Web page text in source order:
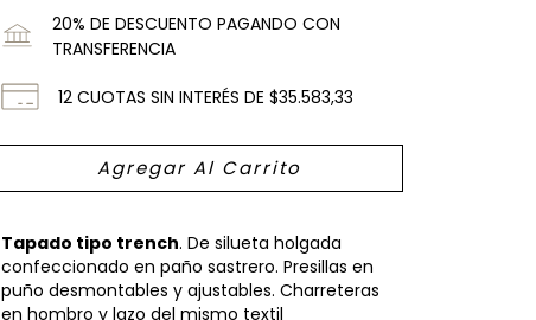
20% DE DESCUENTO PAGANDO CON
TRANSFERENCIA
12 CUOTAS SIN INTERÉS DE $35.583,33
Tapado tipo trench. De silueta holgada
confeccionado en paño sastrero. Presillas en
puño desmontables y ajustables. Charreteras
en hombro y lazo del mismo textil